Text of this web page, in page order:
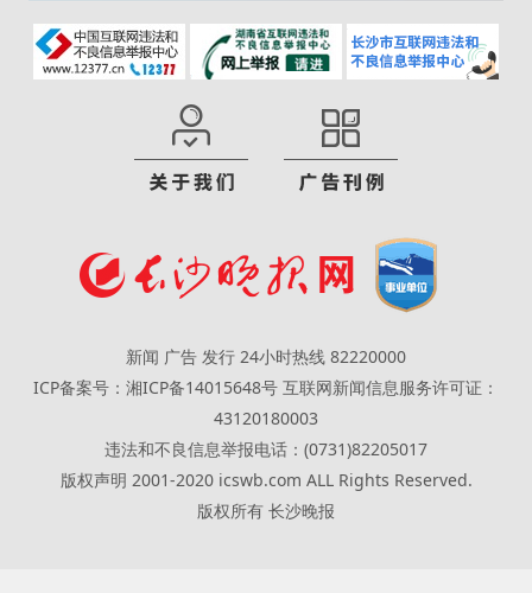
新闻 广告 发行 24小时热线 82220000
ICP备案号：湘ICP备14015648号 互联网新闻信息服务许可证：
43120180003
违法和不良信息举报电话：(0731)82205017
版权声明 2001-2020 icswb.com ALL Rights Reserved.
版权所有 长沙晚报